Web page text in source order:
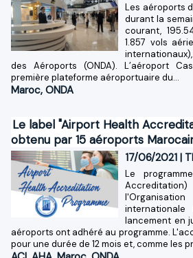
Les aéroports
durant la
courant,
1.857 vols
des Aéroports (ONDA). L’aéroport
première plateforme aéroportuaire du...
Maroc, ONDA
Le label "Airport Health
obtenu par 15 aéroports
17/06/2021 |
Le
lancement en
aéroports ont adhéré au programme.
pour une durée de 12 mois et, comme les